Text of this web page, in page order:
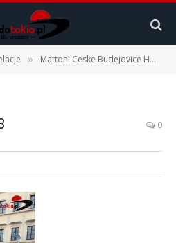
» Mattoni Ceske Budejovice Half Marathon 2018 – 02.06.2018 r.
0